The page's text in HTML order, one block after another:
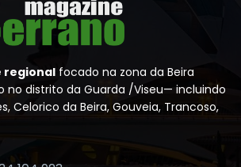
regional focado na zona da Beira
no distrito da Guarda /Viseu— incluindo
Celorico da Beira, Gouveia, Trancoso,